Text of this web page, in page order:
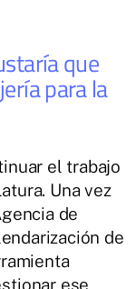
que
para la
el trabajo
Una vez
de
de
ese